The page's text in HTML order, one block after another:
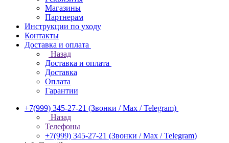
Магазины
Партнерам
Инструкции по уходу
Контакты
Доставка и оплата
Назад
Доставка и оплата
Доставка
Оплата
Гарантии
+7(999) 345-27-21 (Звонки / Max / Telegram)
Назад
Телефоны
+7(999) 345-27-21 (Звонки / Max / Telegram)